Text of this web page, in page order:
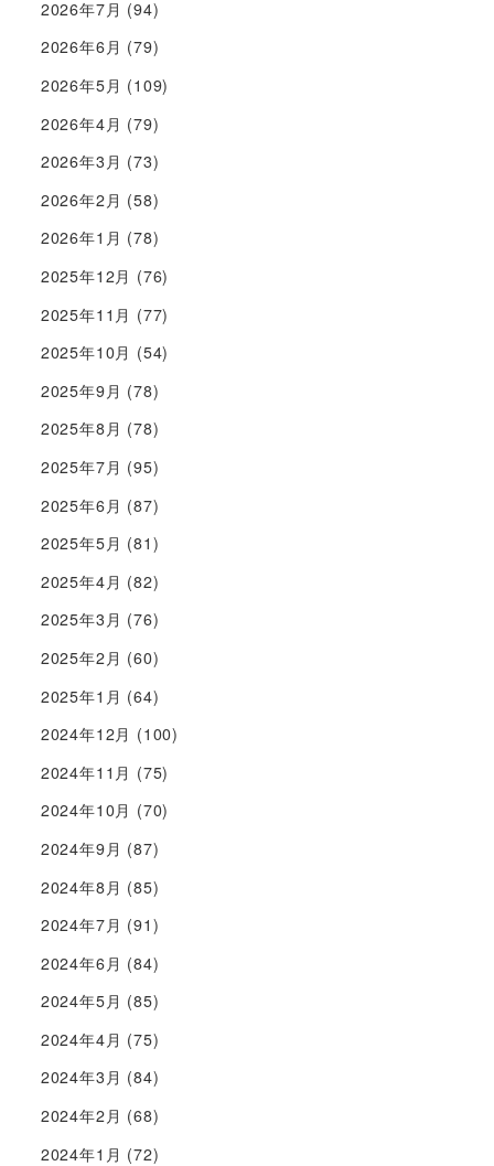
2026年7月 (94)
2026年6月 (79)
2026年5月 (109)
2026年4月 (79)
2026年3月 (73)
2026年2月 (58)
2026年1月 (78)
2025年12月 (76)
2025年11月 (77)
2025年10月 (54)
2025年9月 (78)
2025年8月 (78)
2025年7月 (95)
2025年6月 (87)
2025年5月 (81)
2025年4月 (82)
2025年3月 (76)
2025年2月 (60)
2025年1月 (64)
2024年12月 (100)
2024年11月 (75)
2024年10月 (70)
2024年9月 (87)
2024年8月 (85)
2024年7月 (91)
2024年6月 (84)
2024年5月 (85)
2024年4月 (75)
2024年3月 (84)
2024年2月 (68)
2024年1月 (72)